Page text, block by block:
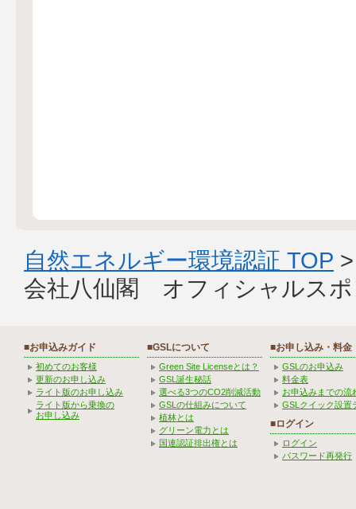
自然エネルギー環境認証 TOP
会社八仙閣 オフィシャルスポ
■お申込みガイド
初めてのお客様
更新のお申し込み
ライト版のお申し込み
ライト版から乗換の
お申し込み
■GSLについて
Green Site Licenseとは？
GSL誕生秘話
選べる3つのCO2削減活動
GSLの仕組みについて
植林とは
グリーン電力とは
国連認証排出権とは
■お申し込み・料金
GSLのお申込み
料金表
お申込みまでの流
GSLクイック設置
■ログイン
ログイン
パスワード再発行